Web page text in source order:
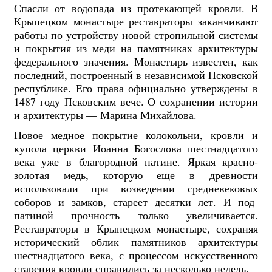
Спасли от водопада из протекающей кровли. В
Крыпецком монастыре реставраторы заканчивают
работы по устройству новой стропильной системы
и покрытия из меди на памятниках архитектуры
федерального значения. Монастырь известен, как
последний, построенный в независимой Псковской
республике. Его права официально утверждены в
1487 году Псковским вече. О сохранении истории
и архитектуры — Марина Михайлова.
Новое медное покрытие колокольни, кровли и
купола церкви Иоанна Богослова шестнадцатого
века уже в благородной патине. Яркая красно-
золотая медь, которую еще в древности
использовали при возведении средневековых
соборов и замков, стареет десятки лет. И под
патиной прочность только увеличивается.
Реставраторы в Крыпецком монастыре, сохраняя
исторический облик памятников архитектуры
шестнадцатого века, с процессом искусственного
старения кровли справились за несколько недель.